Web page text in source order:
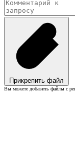
Прикрепить файл
Вы можете добавить файлы с